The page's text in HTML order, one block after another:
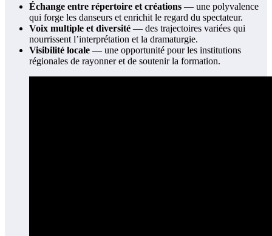
Échange entre répertoire et créations — une polyvalence
qui forge les danseurs et enrichit le regard du spectateur.
Voix multiple et diversité — des trajectoires variées qui
nourrissent l’interprétation et la dramaturgie.
Visibilité locale — une opportunité pour les institutions
régionales de rayonner et de soutenir la formation.